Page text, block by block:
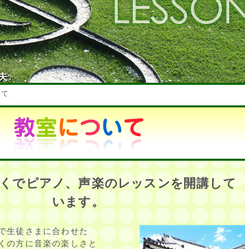
♪
でピアノ、声楽のレッスンを開講して
います。
生徒さまに合わせた
の方に音楽の楽しさと